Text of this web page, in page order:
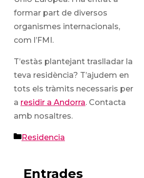
formar part de diversos
organismes internacionals,
com l’FMI.
T’estàs plantejant traslladar la
teva residència? T’ajudem en
tots els tràmits necessaris per
a residir a Andorra. Contacta
amb nosaltres.
Categories
Residencia
Entrades